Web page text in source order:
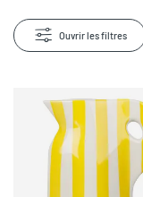
Ouvrir les filtres